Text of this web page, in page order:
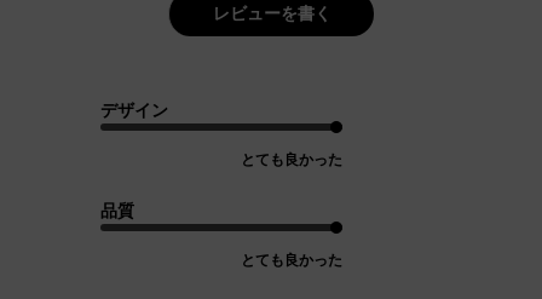
レビューを書く
デザイン
とても良かった
品質
とても良かった